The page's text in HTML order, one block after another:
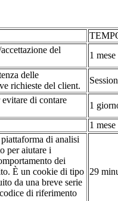
del
1 mese
delle
richieste del client.
di contare
1
1 mese
di analisi
per aiutare i
dei
È un cookie di tipo
da una breve serie
di riferimento
29